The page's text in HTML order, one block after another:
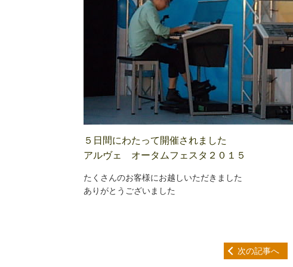
５日間にわたって開催されました
アルヴェ オータムフェスタ２０１５
たくさんのお客様にお越しいただきました
ありがとうございました
次の記事へ